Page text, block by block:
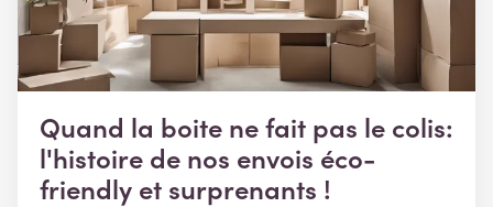
Quand la boite ne fait pas le colis:
l'histoire de nos envois éco-
friendly et surprenants !